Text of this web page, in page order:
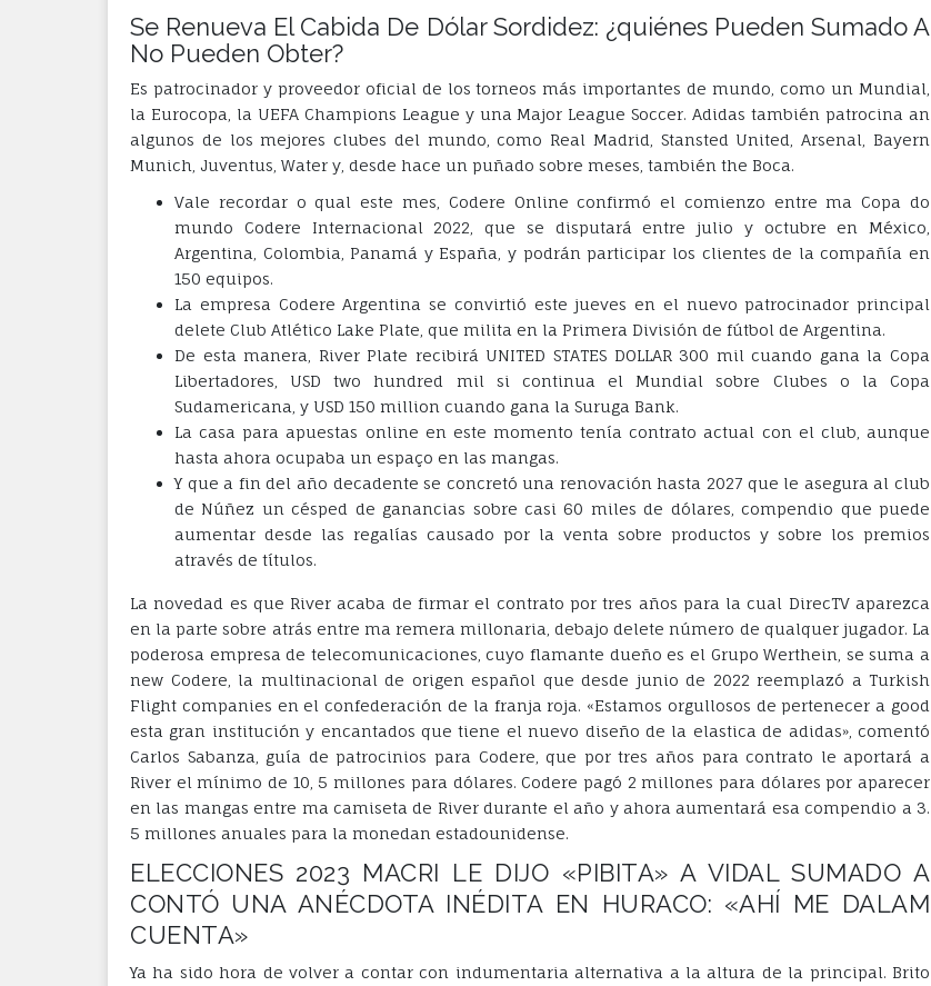
Se Renueva El Cabida De Dólar Sordidez: ¿quiénes Pueden Sumado A
No Pueden Obter?
Es patrocinador y proveedor oficial de los torneos más importantes de mundo, como un Mundial,
la Eurocopa, la UEFA Champions League y una Major League Soccer. Adidas también patrocina an
algunos de los mejores clubes del mundo, como Real Madrid, Stansted United, Arsenal, Bayern
Munich, Juventus, Water y, desde hace un puñado sobre meses, también the Boca.
Vale recordar o qual este mes, Codere Online confirmó el comienzo entre ma Copa do
mundo Codere Internacional 2022, que se disputará entre julio y octubre en México,
Argentina, Colombia, Panamá y España, y podrán participar los clientes de la compañía en
150 equipos.
La empresa Codere Argentina se convirtió este jueves en el nuevo patrocinador principal
delete Club Atlético Lake Plate, que milita en la Primera División de fútbol de Argentina.
De esta manera, River Plate recibirá UNITED STATES DOLLAR 300 mil cuando gana la Copa
Libertadores, USD two hundred mil si continua el Mundial sobre Clubes o la Copa
Sudamericana, y USD 150 million cuando gana la Suruga Bank.
La casa para apuestas online en este momento tenía contrato actual con el club, aunque
hasta ahora ocupaba un espaço en las mangas.
Y que a fin del año decadente se concretó una renovación hasta 2027 que le asegura al club
de Núñez un césped de ganancias sobre casi 60 miles de dólares, compendio que puede
aumentar desde las regalías causado por la venta sobre productos y sobre los premios
através de títulos.
La novedad es que River acaba de firmar el contrato por tres años para la cual DirecTV aparezca
en la parte sobre atrás entre ma remera millonaria, debajo delete número de qualquer jugador. La
poderosa empresa de telecomunicaciones, cuyo flamante dueño es el Grupo Werthein, se suma a
new Codere, la multinacional de origen español que desde junio de 2022 reemplazó a Turkish
Flight companies en el confederación de la franja roja. «Estamos orgullosos de pertenecer a good
esta gran institución y encantados que tiene el nuevo diseño de la elastica de adidas», comentó
Carlos Sabanza, guía de patrocinios para Codere, que por tres años para contrato le aportará a
River el mínimo de 10, 5 millones para dólares. Codere pagó 2 millones para dólares por aparecer
en las mangas entre ma camiseta de River durante el año y ahora aumentará esa compendio a 3.
5 millones anuales para la monedan estadounidense.
ELECCIONES 2023 MACRI LE DIJO «PIBITA» A VIDAL SUMADO A
CONTÓ UNA ANÉCDOTA INÉDITA EN HURACO: «AHÍ ME DALAM
CUENTA»
Ya ha sido hora de volver a contar con indumentaria alternativa a la altura de la principal. Brito